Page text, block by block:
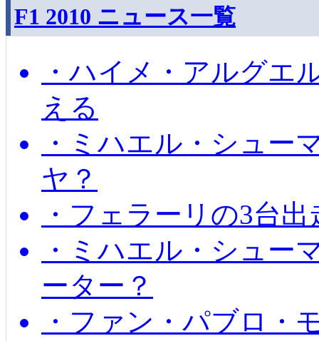
F1 2010 ニュース一覧
・ハイメ・アルグエ
える
・ミハエル・シュー
ヤ？
・フェラーリの3台
・ミハエル・シュー
ーター？
・ファン・パブロ・